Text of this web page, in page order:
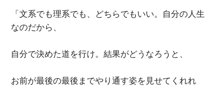
「文系でも理系でも、どちらでもいい。自分の人生
なのだから、
自分で決めた道を行け。結果がどうなろうと、
お前が最後の最後までやり通す姿を見せてくれれ